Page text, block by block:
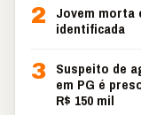
2
Jovem morta
identificada
3 Suspeito de
em PG é
R$ 150 mil